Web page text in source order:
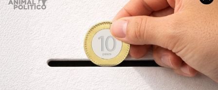
Un comunicado de la policía municipal de Peribán señala
que los civiles armados habían privado de su libertad a
uno de sus agentes
, lo cual derivó en un operativo.
La detención fue realizada anoche por elementos de la
policía de aquel municipio.